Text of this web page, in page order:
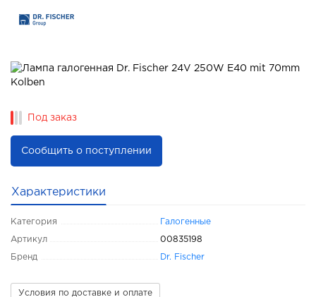
Под заказ
Сообщить о поступлении
Характеристики
Категория Галогенные
Артикул 00835198
Бренд Dr. Fischer
Условия по доставке и оплате